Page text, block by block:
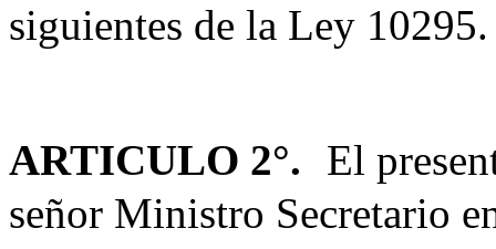
siguientes de la Ley 10295.
ARTICULO 2°.
El
señor Ministro Secretario